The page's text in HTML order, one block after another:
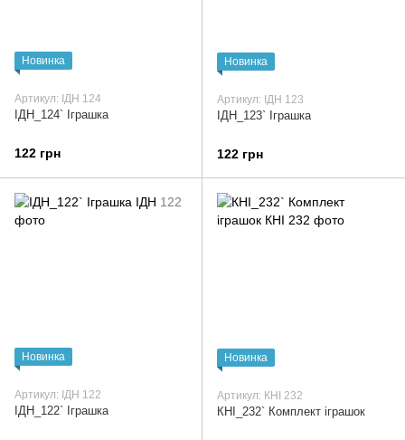
Новинка
Артикул: ІДН 124
ІДН_124` Іграшка
122 грн
Новинка
Артикул: ІДН 123
ІДН_123` Іграшка
122 грн
Новинка
Артикул: ІДН 122
ІДН_122` Іграшка
Новинка
Артикул: КНІ 232
КНІ_232` Комплект іграшок